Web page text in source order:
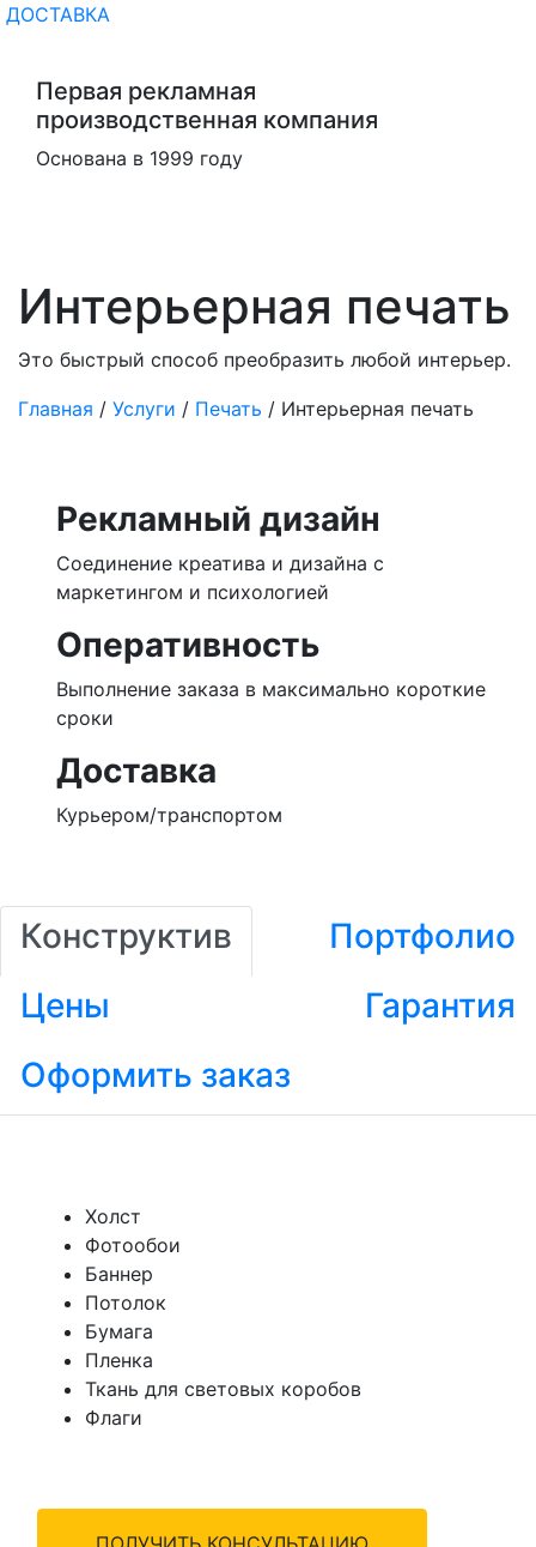
ДОСТАВКА
Первая рекламная
производственная компания
Основана в 1999 году
Интерьерная печать
Это быстрый способ преобразить любой интерьер.
Главная / Услуги / Печать / Интерьерная печать
Рекламный дизайн
Соединение креатива и дизайна с
маркетингом и психологией
Оперативность
Выполнение заказа в максимально короткие
сроки
Доставка
Курьером/транспортом
Конструктив
Портфолио
Цены
Гарантия
Оформить заказ
Холст
Фотообои
Баннер
Потолок
Бумага
Пленка
Ткань для световых коробов
Флаги